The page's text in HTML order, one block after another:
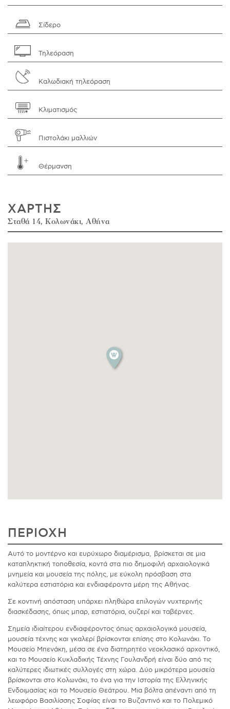
Σίδερο
Τηλεόραση
Καλωδιακή τηλεόραση
Κλιματισμός
Πιστολάκι μαλλιών
Θέρμανση
ΧΑΡΤΗΣ
Σταθά 14, Κολωνάκι, Αθήνα
ΠΕΡΙΟΧΗ
Αυτό το μοντέρνο και ευρύχωρο διαμέρισμα, βρίσκεται σε μια
καταπληκτική τοποθεσία, κοντά στα πιο δημοφιλή αρχαιολογικά
μνημεία και μουσεία της πόλης, με εύκολη πρόσβαση στα
καλύτερα εστιατόρια και ενδιαφέροντα μέρη της Αθήνας.
Σε κοντινή απόσταση υπάρχει πληθώρα επιλογών νυχτερινής
διασκέδασης, όπως μπαρ, εστιατόρια, ουζερί και ταβέρνες.
Σημεία ιδιαίτερου ενδιαφέροντος όπως αρχαιολογικά μουσεία,
μουσεία τέχνης και γκαλερί βρίσκονται επίσης στο Κολωνάκι. Το
Μουσείο Μπενάκη, μέσα σε ένα διατηρητέο νεοκλασικό αρχοντικό,
και το Μουσείο Κυκλαδικής Τέχνης Γουλανδρή είναι δύο από τις
καλύτερες ιδιωτικές συλλογές στη χώρα. Δύο μικρότερα μουσεία
βρίσκονται στο Κολωνάκι, το ένα για την Ιστορία της Ελληνικής
Ενδοιμασίας και το Μουσείο Θεάτρου. Μια βόλτα απέναντι από τη
λεωφόρο Βασιλίσσης Σοφίας είναι το Βυζαντινό και το Πολεμικό